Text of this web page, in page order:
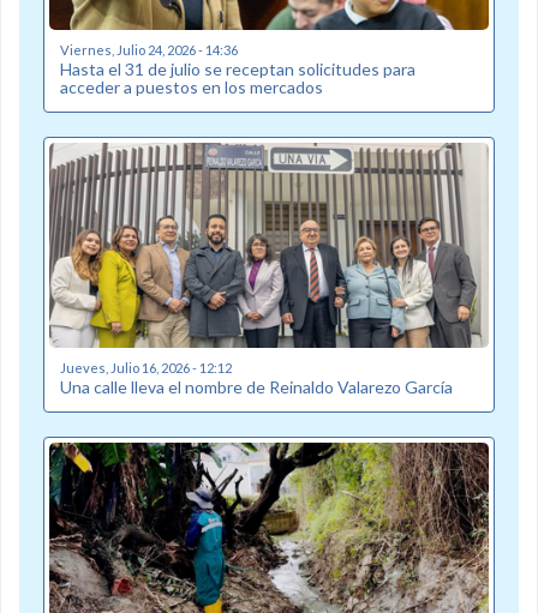
Viernes, Julio 24, 2026 - 14:36
Hasta el 31 de julio se receptan solicitudes para
acceder a puestos en los mercados
Jueves, Julio 16, 2026 - 12:12
Una calle lleva el nombre de Reinaldo Valarezo García